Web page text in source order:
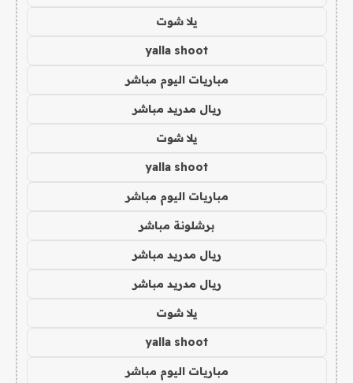
يلا شوت
yalla shoot
مباريات اليوم مباشر
ريال مدريد مباشر
يلا شوت
yalla shoot
مباريات اليوم مباشر
برشلونة مباشر
ريال مدريد مباشر
ريال مدريد مباشر
يلا شوت
yalla shoot
مباريات اليوم مباشر